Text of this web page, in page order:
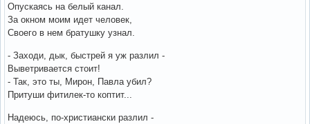
Опускаясь на белый канал.
За окном моим идет человек,
Своего в нем братушку узнал.
- Заходи, дык, быстрей я уж разлил -
Выветривается стоит!
- Так, это ты, Мирон, Павла убил?
Притуши фитилек-то коптит...
Надеюсь, по-христиански разлил -